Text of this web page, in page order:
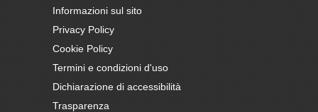
Informazioni sul sito
Privacy Policy
Cookie Policy
Termini e condizioni d'uso
Dichiarazione di accessibilità
Trasparenza